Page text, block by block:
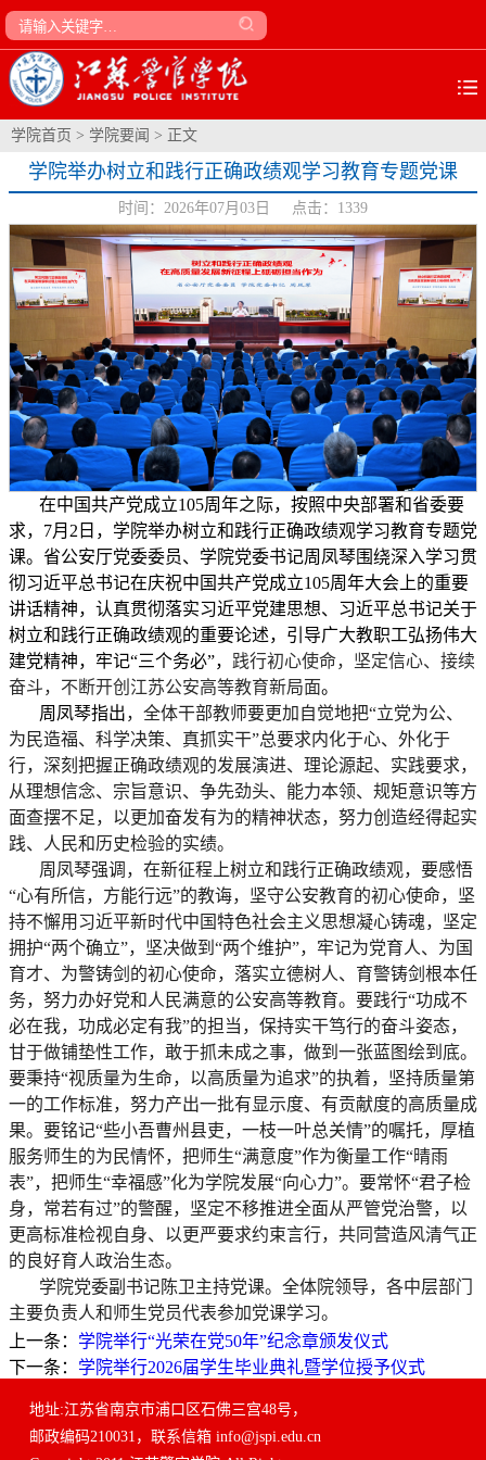
学院首页 > 学院要闻 > 正文
学院举办树立和践行正确政绩观学习教育专题党课
时间：2026年07月03日 点击： 1339
在中国共产党成立105周年之际，按照中央部署和省委要
求，7月2日，学院举办树立和践行正确政绩观学习教育专题党
课。省公安厅党委委员、学院党委书记周凤琴围绕深入学习贯
彻习近平总书记在庆祝中国共产党成立105周年大会上的重要
讲话精神，认真贯彻落实习近平党建思想、习近平总书记关于
树立和践行正确政绩观的重要论述，引导广大教职工弘扬伟大
建党精神，牢记“三个务必”， 践行初心使命，坚定信心、接续
奋斗，不断开创江苏公安高等教育新局面。
周凤琴指出，全体干部教师要更加自觉地把“立党为公、
为民造福、科学决策、真抓实干”总要求内化于心、外化于
行，深刻把握正确政绩观的发展演进、理论源起、实践要求，
从理想信念、宗旨意识、争先劲头、能力本领、规矩意识等方
面查摆不足，以更加奋发有为的精神状态，努力创造经得起实
践、人民和历史检验的实绩。
周凤琴强调，在新征程上树立和践行正确政绩观，要感悟
“心有所信，方能行远”的教诲，坚守公安教育的初心使命，坚
持不懈用习近平新时代中国特色社会主义思想凝心铸魂，坚定
拥护“两个确立”，坚决做到“两个维护”，牢记为党育人、为国
育才、为警铸剑的初心使命，落实立德树人、育警铸剑根本任
务，努力办好党和人民满意的公安高等教育。要践行“功成不
必在我，功成必定有我”的担当，保持实干笃行的奋斗姿态，
甘于做铺垫性工作，敢于抓未成之事，做到一张蓝图绘到底。
要秉持“视质量为生命，以高质量为追求”的执着，坚持质量第
一的工作标准，努力产出一批有显示度、有贡献度的高质量成
果。要铭记“些小吾曹州县吏，一枝一叶总关情”的嘱托，厚植
服务师生的为民情怀，把师生“满意度”作为衡量工作“晴雨
表”，把师生“幸福感”化为学院发展“向心力”。要常怀“君子检
身，常若有过”的警醒，坚定不移推进全面从严管党治警，以
更高标准检视自身、以更严要求约束言行，共同营造风清气正
的良好育人政治生态。
学院党委副书记陈卫主持党课。 全体院领导，各中层部门
主要负责人和师生党员代表参加党课学习。
上一条： 学院举行“光荣在党50年”纪念章颁发仪式
下一条： 学院举行2026届学生毕业典礼暨学位授予仪式
地址:江苏省南京市浦口区石佛三宫48号，
邮政编码210031，联系信箱 info@jspi.edu.cn